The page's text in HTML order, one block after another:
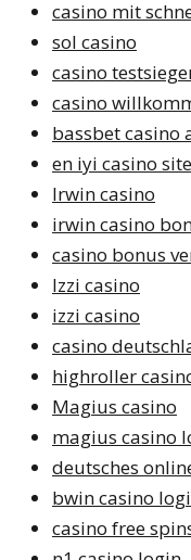
casino mit
sol casino
casino
casino
bassbet casino
en iyi casino
Irwin casino
irwin casino
casino bonus
Izzi casino
izzi casino
casino
highroller
Magius casino
magius casino
deutsches
bwin casino
casino free